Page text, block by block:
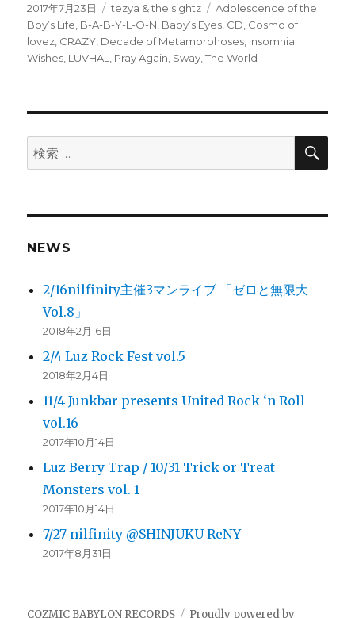
投
稿
日:
2017年7月23日
カ
テ
ゴ
リ
tezya & the sightz
タ
グ
Adolescence of the
Boy’s Life B-A-B-Y-L-O-N Baby’s Eyes CD Cosmo of
lovez CRAZY Decade of Metamorphoses Insomnia
Wishes LUVHAL Pray Again Sway ,The World
検
索:
検
NEWS
2/16nilfinity主催3マンライブ 「ゼロと無限大
Vol.8」
2018年2月16日
2/4 Luz Rock Fest vol.5
2018年2月4日
11/4 Junkbar presents United Rock ‘n Roll
vol.16
2017年10月14日
Luz Berry Trap / 10/31 Trick or Treat
Monsters vol. 1
2017年10月14日
7/27 nilfinity @SHINJUKU ReNY
2017年8月31日
COZMIC BABYLON RECORDS Proudly powered by